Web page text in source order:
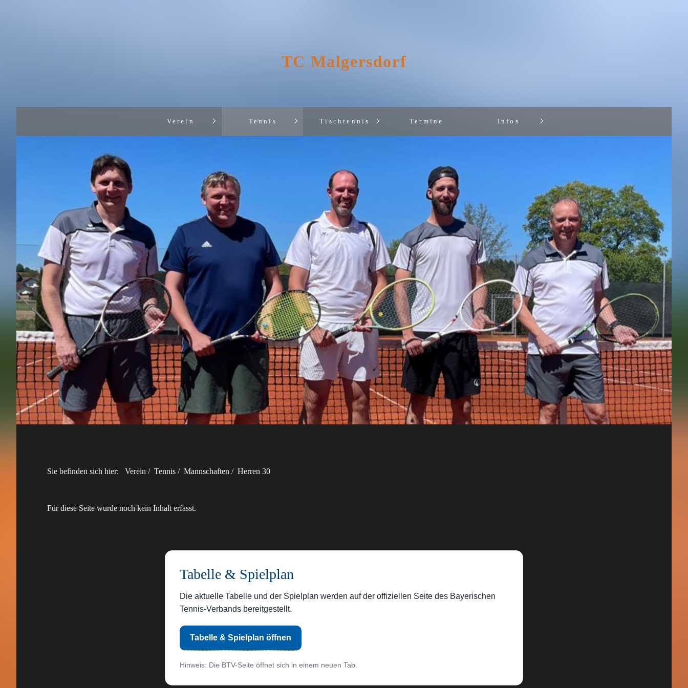
TC Malgersdorf
Verein Tennis Tischtennis Termine Infos
Sie befinden sich hier: Verein / Tennis / Mannschaften / Herren 30
Für diese Seite wurde noch kein Inhalt erfasst.
Tabelle & Spielplan
Die aktuelle Tabelle und der Spielplan werden auf der offiziellen Seite des Bayerischen
Tennis-Verbands bereitgestellt.
Tabelle & Spielplan öffnen
Hinweis: Die BTV-Seite öffnet sich in einem neuen Tab.